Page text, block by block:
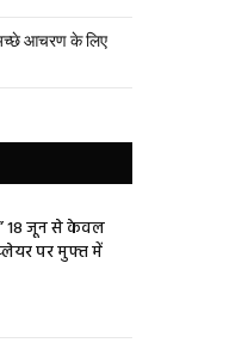
अच्छे आचरण के लिए
18 जून से केवल
पर मुफ्त में